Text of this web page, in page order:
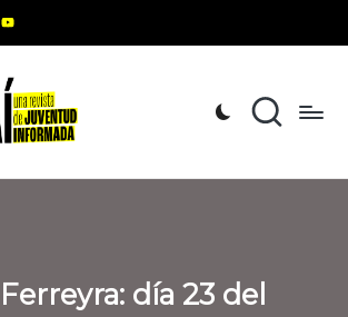
youtube.com
día 23 del